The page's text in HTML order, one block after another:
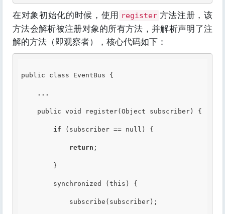
在对象初始化的时候，使用 register 方法注册，该
方法会解析被注册对象的所有方法，并解析声明了注
解的方法（即观察者），核心代码如下：
public class EventBus {
...
if (subscriber == null) {
return ;